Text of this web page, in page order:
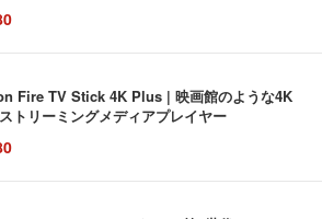
Fire TV Stick 4K Plus | 映画館のような4K
トリーミングメディアプレイヤー